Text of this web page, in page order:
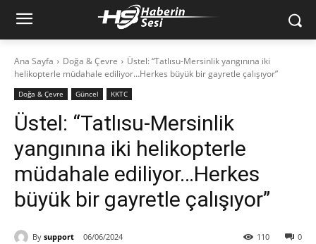
Ana Sayfa Doğa & Çevre
Üstel: “Tatlısu-Mersinlik yangınına iki
helikopterle müdahale ediliyor…Herkes büyük bir gayretle çalışıyor”
Doğa & Çevre Güncel KKTC
Üstel: “Tatlısu-Mersinlik
yangınına iki helikopterle
müdahale ediliyor…Herkes
büyük bir gayretle çalışıyor”
By support 06/06/2024 0
110